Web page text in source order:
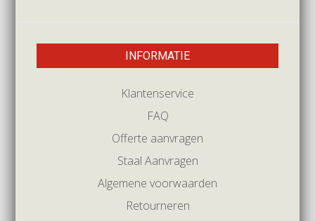
INFORMATIE
Klantenservice
FAQ
Offerte aanvragen
Staal Aanvragen
Algemene voorwaarden
Retourneren